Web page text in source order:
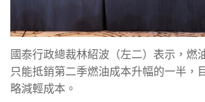
國泰行政總裁林紹波（左二）表示，燃
只能抵銷第二季燃油成本升幅的一半，
略減輕成本。